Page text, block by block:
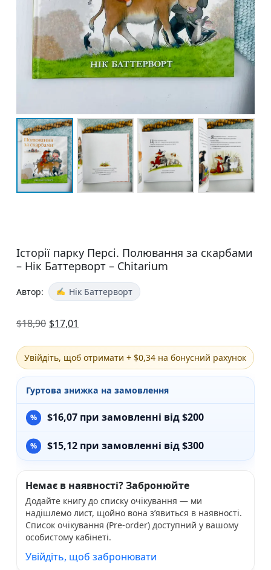
Історії парку Персі. Полювання за скарбами
– Нік Баттерворт – Chitarium
Автор: Нік Баттерворт
$18,90 $17,01
Увійдіть, щоб отримати + $0,34 на бонусний рахунок
Гуртова знижка на замовлення
$16,07 при замовленні від $200
$15,12 при замовленні від $300
Немає в наявності? Забронюйте
Додайте книгу до списку очікування — ми
надішлемо лист, щойно вона з’явиться в наявності.
Список очікування (Pre-order) доступний у вашому
особистому кабінеті.
Увійдіть, щоб забронювати